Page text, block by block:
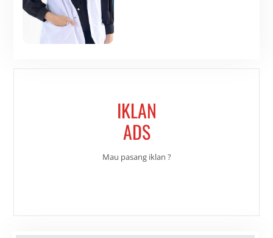
IKLAN
ADS
Mau pasang iklan ?